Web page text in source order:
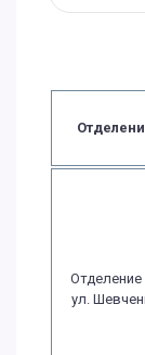
Отделение
ул.